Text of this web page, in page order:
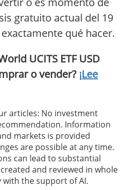
gratuito actual del 19
qué hacer.
UCITS ETF USD
o vender? ¡Lee
articles: No investment
Information
markets is provided
are possible at any time.
can lead to substantial
and reviewed in whole
the support of AI.